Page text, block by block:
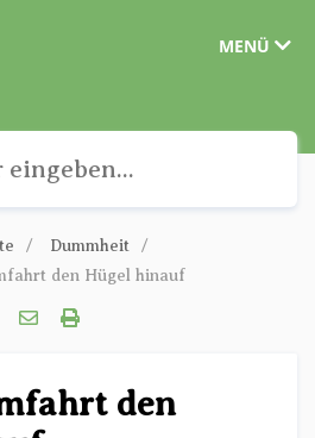
MENÜ
Dummheit
den Hügel hinauf
den